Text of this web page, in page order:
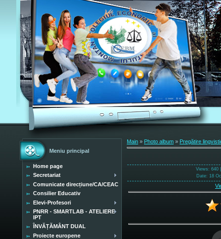
Meniu principal
Home page
Secretariat
Comunicate direcțiune/CA/CEAC
Consilier Educativ
Elevi-Profesori
PNRR - SMARTLAB - ATELIERE
IPT
ÎNVĂȚĂMÂNT DUAL
Proiecte europene
Main » Photo album » Pregătire
Views: 640
Date: 18